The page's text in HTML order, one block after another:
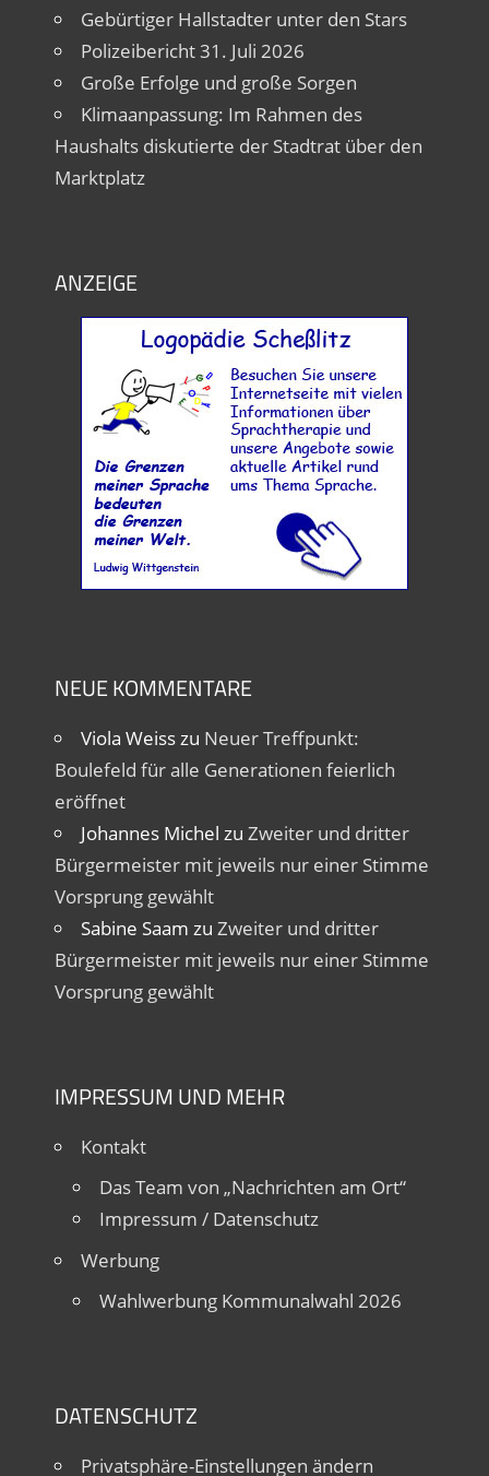
Gebürtiger Hallstadter unter den Stars
Polizeibericht 31. Juli 2026
Große Erfolge und große Sorgen
Klimaanpassung: Im Rahmen des
Haushalts diskutierte der Stadtrat über den
Marktplatz
ANZEIGE
NEUE KOMMENTARE
Viola Weisszu Neuer Treffpunkt:
Boulefeld für alle Generationen feierlich
eröffnet
Johannes Michel zu Zweiter und dritter
Bürgermeister mit jeweils nur einer Stimme
Vorsprung gewählt
Sabine Saam zu Zweiter und dritter
Bürgermeister mit jeweils nur einer Stimme
Vorsprung gewählt
IMPRESSUM UND MEHR
Kontakt
Das Team von „Nachrichten am Ort“
Impressum / Datenschutz
Werbung
Wahlwerbung Kommunalwahl 2026
DATENSCHUTZ
Privatsphäre-Einstellungen ändern